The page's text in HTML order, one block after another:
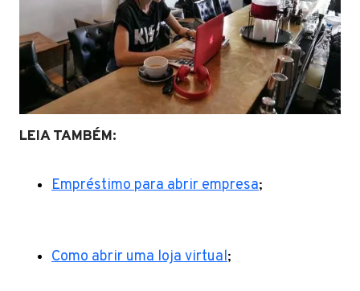
LEIA TAMBÉM:
Empréstimo para abrir empresa;
Como abrir uma loja virtual;